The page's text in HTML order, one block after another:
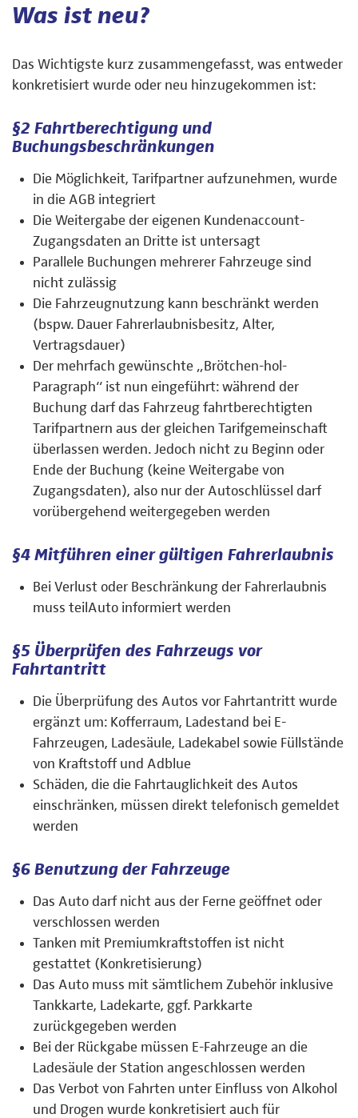
Was ist neu?
Das Wichtigste kurz zusammengefasst, was entweder
konkretisiert wurde oder neu hinzugekommen ist:
§2 Fahrtberechtigung und
Buchungsbeschränkungen
Die Möglichkeit, Tarifpartner aufzunehmen, wurde
in die AGB integriert
Die Weitergabe der eigenen Kundenaccount-
Zugangsdaten an Dritte ist untersagt
Parallele Buchungen mehrerer Fahrzeuge sind
nicht zulässig
Die Fahrzeugnutzung kann beschränkt werden
(bspw. Dauer Fahrerlaubnisbesitz, Alter,
Vertragsdauer)
Der mehrfach gewünschte „Brötchen-hol-
Paragraph“ ist nun eingeführt: während der
Buchung darf das Fahrzeug fahrtberechtigten
Tarifpartnern aus der gleichen Tarifgemeinschaft
überlassen werden. Jedoch nicht zu Beginn oder
Ende der Buchung (keine Weitergabe von
Zugangsdaten), also nur der Autoschlüssel darf
vorübergehend weitergegeben werden
§4 Mitführen einer gültigen Fahrerlaubnis
Bei Verlust oder Beschränkung der Fahrerlaubnis
muss teilAuto informiert werden
§5 Überprüfen des Fahrzeugs vor
Fahrtantritt
Die Überprüfung des Autos vor Fahrtantritt wurde
ergänzt um: Kofferraum, Ladestand bei E-
Fahrzeugen, Ladesäule, Ladekabel sowie Füllstände
von Kraftstoff und Adblue
Schäden, die die Fahrtauglichkeit des Autos
einschränken, müssen direkt telefonisch gemeldet
werden
§6 Benutzung der Fahrzeuge
Das Auto darf nicht aus der Ferne geöffnet oder
verschlossen werden
Tanken mit Premiumkraftstoffen ist nicht
gestattet (Konkretisierung)
Das Auto muss mit sämtlichem Zubehör inklusive
Tankkarte, Ladekarte, ggf. Parkkarte
zurückgegeben werden
Bei der Rückgabe müssen E-Fahrzeuge an die
Ladesäule der Station angeschlossen werden
Das Verbot von Fahrten unter Einfluss von Alkohol
und Drogen wurde konkretisiert auch für